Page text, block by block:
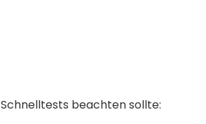
beachten sollte: